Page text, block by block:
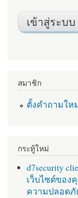
สมาชิก
ตั้งคำถามให
กระทู้ใหม่
d7security
เว็บไซต์ของ
ความปลอดภั